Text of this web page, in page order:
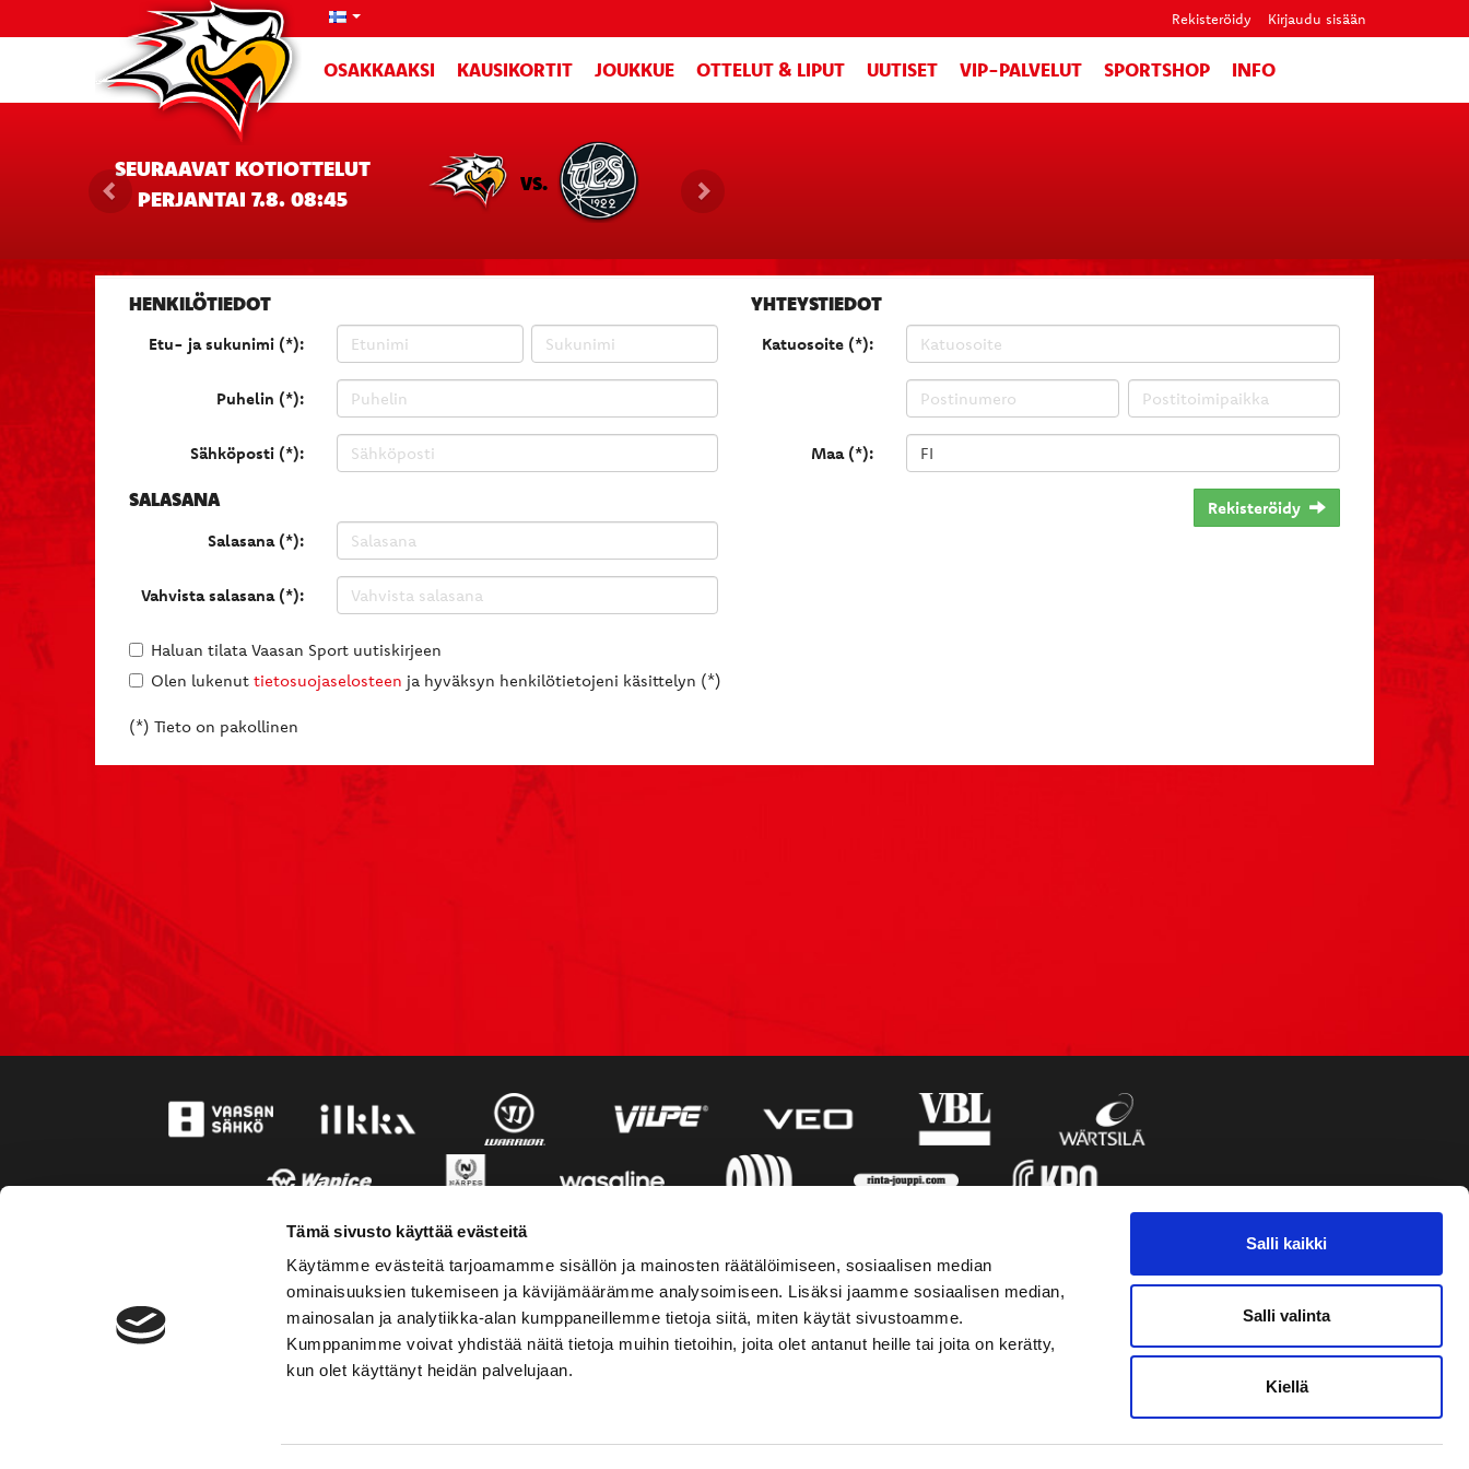
Tämä sivusto käyttää evästeitä
Käytämme evästeitä tarjoamamme sisällön ja mainosten räätälöimiseen, sosiaalisen median
ominaisuuksien tukemiseen ja kävijämäärämme analysoimiseen. Lisäksi jaamme sosiaalisen median,
mainosalan ja analytiikka-alan kumppaneillemme tietoja siitä, miten käytät sivustoamme.
Kumppanimme voivat yhdistää näitä tietoja muihin tietoihin, joita olet antanut heille tai joita on kerätty,
kun olet käyttänyt heidän palvelujaan.
Salli kaikki
Salli valinta
Kiellä
Rekisteröidy Kirjaudu sisään
OSAKKAAKSI KAUSIKORTIT JOUKKUE OTTELUT & LIPUT UUTISET VIP-PALVELUT SPORTSHOP INFO
SEURAAVAT KOTIOTTELUT
PERJANTAI 7.8. 08:45
VS.
HENKILÖTIEDOT
Etu- ja sukunimi (*):
Puhelin (*):
Sähköposti (*):
SALASANA
Salasana (*):
Vahvista salasana (*):
YHTEYSTIEDOT
Katuosoite (*):
Maa (*):
Rekisteröidy
Haluan tilata Vaasan Sport uutiskirjeen
Olen lukenut tietosuojaselosteen ja hyväksyn henkilötietojeni käsittelyn (*)
(*) Tieto on pakollinen
YHTEYSTIEDOT SOSIAALINEN MEDIA VAASAN SPORT UUTISKIRJE